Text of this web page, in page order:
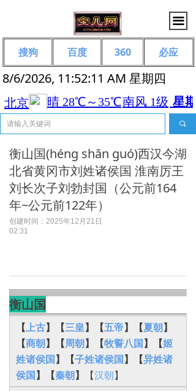
끀
8/6/2026, 11:52:12 AM 星期四
끠
搜狗 百度 360 必应
衡山国(héng shān guó)西汉今湖
北省黄冈市刘姓诸侯国 淮南厉王
刘长次子刘勃封国（公元前164
年~公元前122年）
创建时间： 2025年12月21日
02:31
衡山国
【上古】【三皇】【五帝】【夏朝】
【商朝】【周朝】【牧誓八国】【姬
姓诸侯国】【子姓诸侯国】【异姓诸
侯国】 【秦朝】 【汉朝】